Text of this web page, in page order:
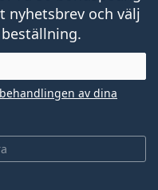
nyhetsbrev och välj
behandlingen av dina